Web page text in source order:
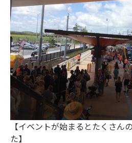
【イベントが始まるとたくさん
た】